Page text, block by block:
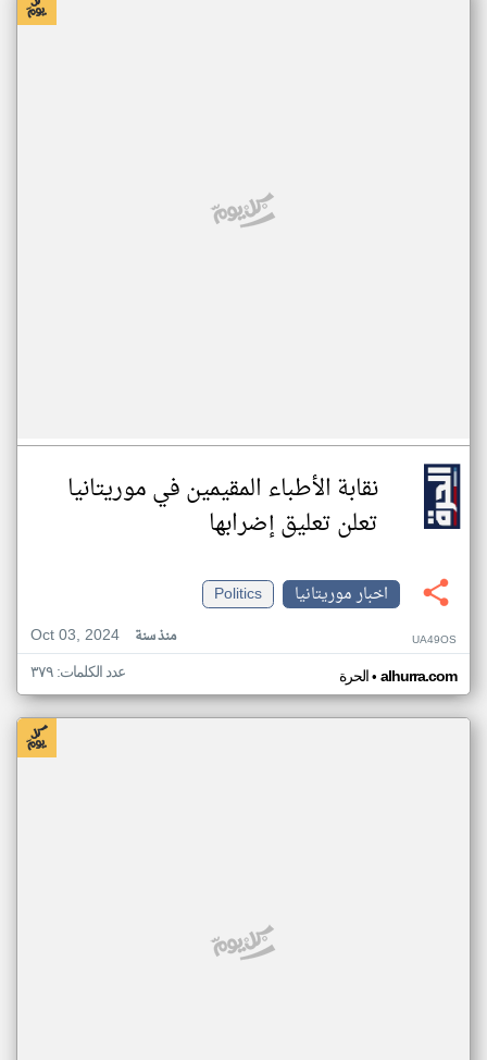
نقابة الأطباء المقيمين في موريتانيا
تعلن تعليق إضرابها
اخبار موريتانيا
Politics
Oct 03, 2024
منذ سنة UA49OS
الحرة• alhurra.com عدد الكلمات: ٣٧٩